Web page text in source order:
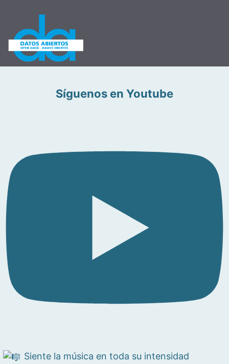
Síguenos en Youtube
Siente la música en toda su intensidad